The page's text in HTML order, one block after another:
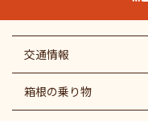
交通情報
箱根の乗り物